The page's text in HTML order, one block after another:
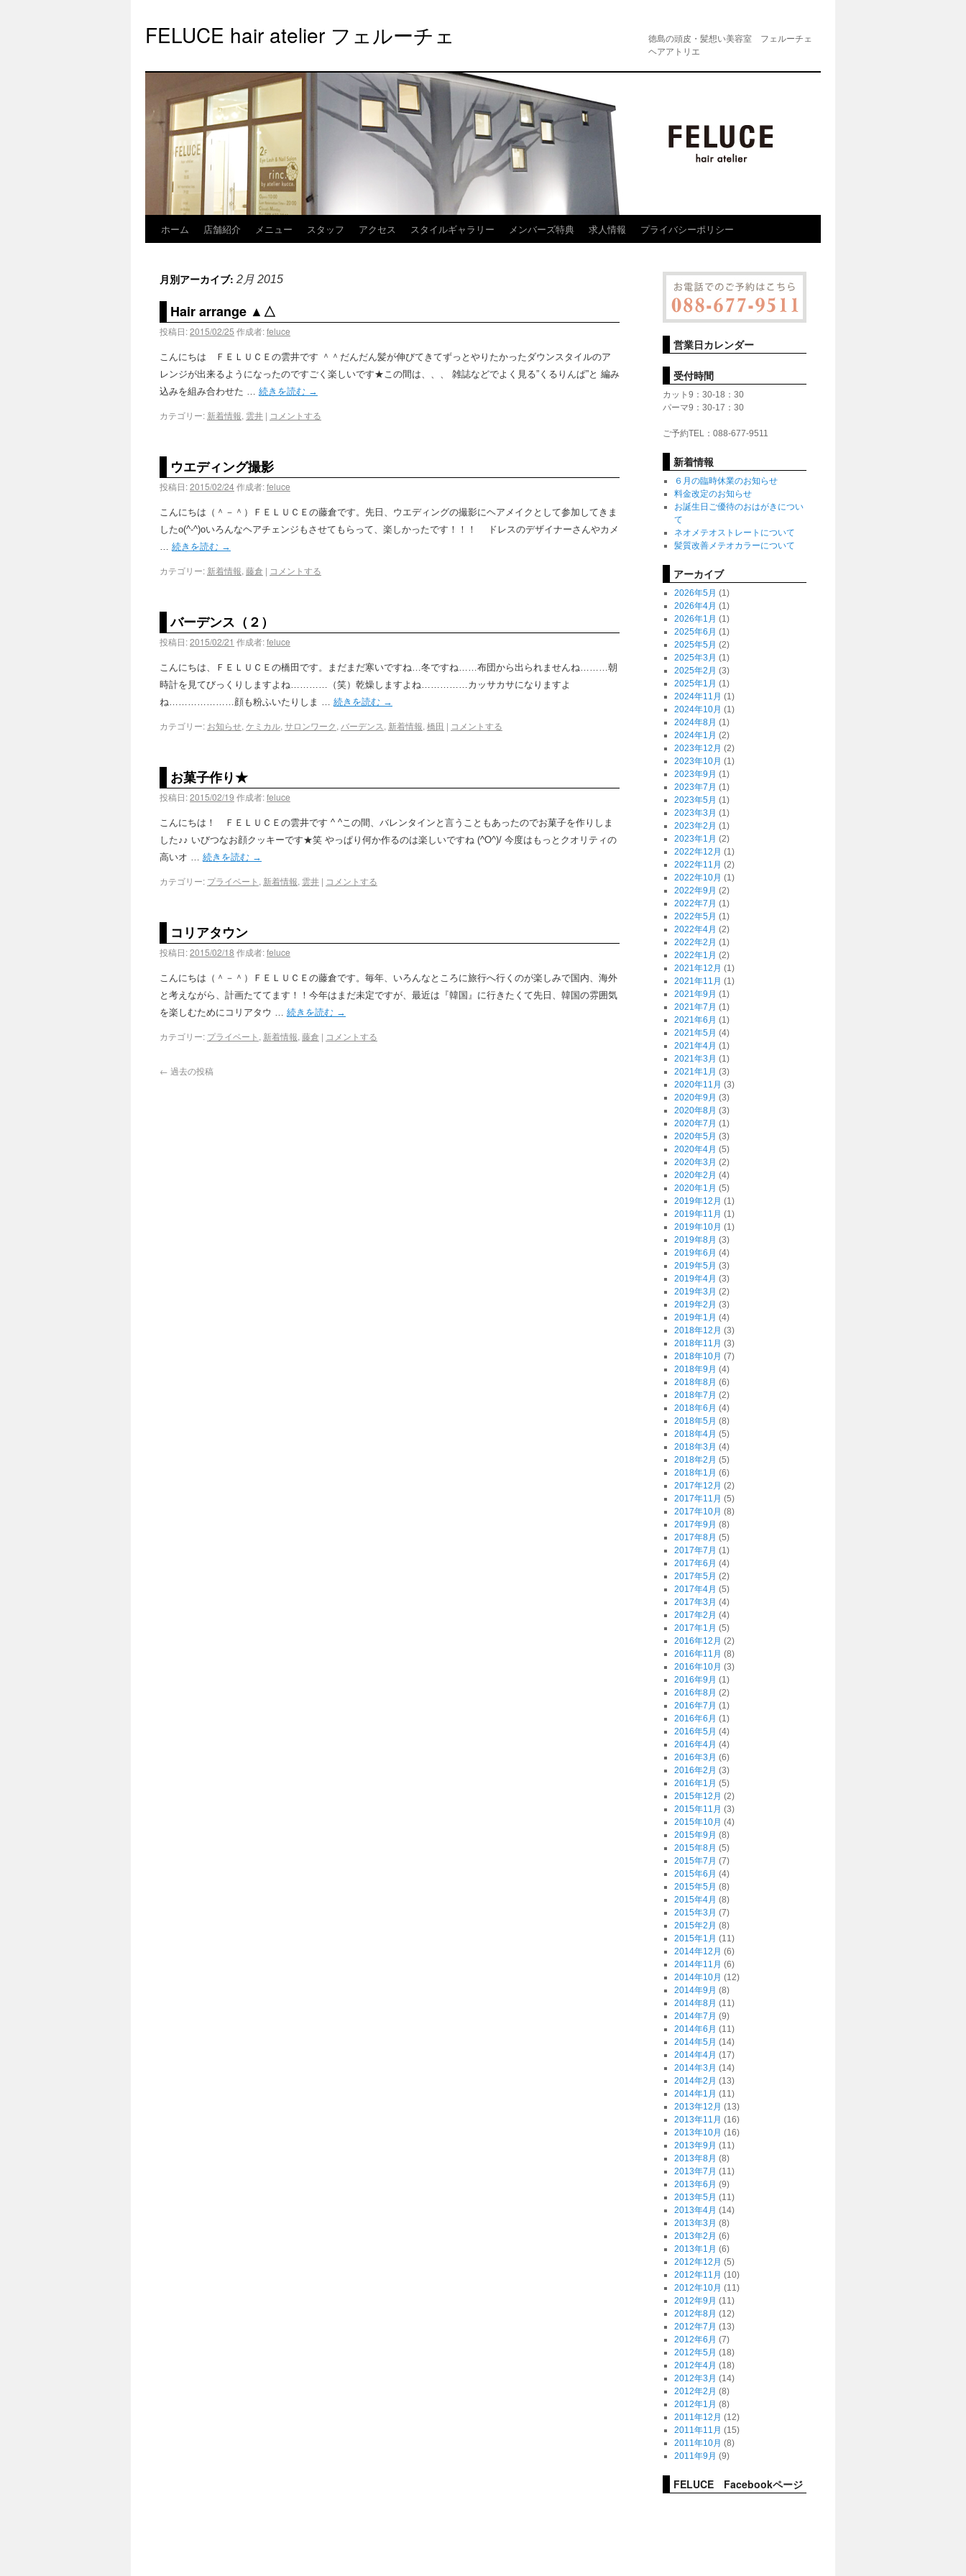
FELUCE hair atelier フェルーチェ
徳島の頭皮・髪想い美容室 フェルーチェ
ヘアアトリエ
ホーム 店舗紹介 メニュー スタッフ アクセス スタイルギャラリー メンバーズ特典 求人情報 プライバシーポリシー
月別アーカイブ: 2月 2015
Hair arrange ▲△
投稿日:2015/02/25 作成者:feluce
こんにちは ＦＥＬＵＣＥの雲井です ＾＾だんだん髪が伸びてきてずっとやりたかったダウンスタイルのア
レンジが出来るようになったのですごく楽しいです★この間は、、、 雑誌などでよく見る”くるりんぱ”と 編み
込みを組み合わせた … 続きを読む →
カテゴリー: 新着情報, 雲井 | コメントする
ウエディング撮影
投稿日:2015/02/24作成者:feluce
こんにちは（＾－＾）ＦＥＬＵＣＥの藤倉です。先日、ウエディングの撮影にヘアメイクとして参加してきま
したo(^-^)oいろんなヘアチェンジもさせてもらって、楽しかったです！！！ ドレスのデザイナーさんやカメ
… 続きを読む →
カテゴリー: 新着情報, 藤倉 | コメントする
バーデンス（２）
投稿日:2015/02/21 作成者:feluce
こんにちは、ＦＥＬＵＣＥの橋田です。まだまだ寒いですね…冬ですね……布団から出られませんね………朝
時計を見てびっくりしますよね…………（笑）乾燥しますよね……………カッサカサになりますよ
ね…………………顔も粉ふいたりしま … 続きを読む →
カテゴリー: お知らせ, ケミカル, サロンワーク, バーデンス, 新着情報, 橋田 | コメントする
お菓子作り★
投稿日:2015/02/19 作成者:feluce
こんにちは！ ＦＥＬＵＣＥの雲井です ^ ^この間、バレンタインと言うこともあったのでお菓子を作りしま
した♪♪ いびつなお顔クッキーです★笑 やっぱり何か作るのは楽しいですね (^O^)/ 今度はもっとクオリティの
高いオ … 続きを読む →
カテゴリー: プライベート , 新着情報, 雲井 | コメントする
コリアタウン
投稿日:2015/02/18 作成者:feluce
こんにちは（＾－＾）ＦＥＬＵＣＥの藤倉です。毎年、いろんなところに旅行へ行くのが楽しみで国内、海外
と考えながら、計画たててます！！今年はまだ未定ですが、最近は『韓国』に行きたくて先日、韓国の雰囲気
を楽しむためにコリアタウ … 続きを読む →
カテゴリー: プライベート , 新着情報, 藤倉 | コメントする
← 過去の投稿
営業日カレンダー
受付時間
カット9：30-18：30
パーマ9：30-17：30
ご予約TEL：088-677-9511
新着情報
６月の臨時休業のお知らせ
料金改定のお知らせ
お誕生日ご優待のおはがきについ
て
ネオメテオストレートについて
髪質改善メテオカラーについて
アーカイブ
2026年5月 (1)
2026年4月 (1)
2026年1月 (1)
2025年6月 (1)
2025年5月 (2)
2025年3月 (1)
2025年2月 (3)
2025年1月 (1)
2024年11月 (1)
2024年10月 (1)
2024年8月 (1)
2024年1月 (2)
2023年12月 (2)
2023年10月 (1)
2023年9月 (1)
2023年7月 (1)
2023年5月 (1)
2023年3月 (1)
2023年2月 (1)
2023年1月 (2)
2022年12月 (1)
2022年11月 (2)
2022年10月 (1)
2022年9月 (2)
2022年7月 (1)
2022年5月 (1)
2022年4月 (2)
2022年2月 (1)
2022年1月 (2)
2021年12月 (1)
2021年11月 (1)
2021年9月 (1)
2021年7月 (1)
2021年6月 (1)
2021年5月 (4)
2021年4月 (1)
2021年3月 (1)
2021年1月 (3)
2020年11月 (3)
2020年9月 (3)
2020年8月 (3)
2020年7月 (1)
2020年5月 (3)
2020年4月 (5)
2020年3月 (2)
2020年2月 (4)
2020年1月 (5)
2019年12月 (1)
2019年11月 (1)
2019年10月 (1)
2019年8月 (3)
2019年6月 (4)
2019年5月 (3)
2019年4月 (3)
2019年3月 (2)
2019年2月 (3)
2019年1月 (4)
2018年12月 (3)
2018年11月 (3)
2018年10月 (7)
2018年9月 (4)
2018年8月 (6)
2018年7月 (2)
2018年6月 (4)
2018年5月 (8)
2018年4月 (5)
2018年3月 (4)
2018年2月 (5)
2018年1月 (6)
2017年12月 (2)
2017年11月 (5)
2017年10月 (8)
2017年9月 (8)
2017年8月 (5)
2017年7月 (1)
2017年6月 (4)
2017年5月 (2)
2017年4月 (5)
2017年3月 (4)
2017年2月 (4)
2017年1月 (5)
2016年12月 (2)
2016年11月 (8)
2016年10月 (3)
2016年9月 (1)
2016年8月 (2)
2016年7月 (1)
2016年6月 (1)
2016年5月 (4)
2016年4月 (4)
2016年3月 (6)
2016年2月 (3)
2016年1月 (5)
2015年12月 (2)
2015年11月 (3)
2015年10月 (4)
2015年9月 (8)
2015年8月 (5)
2015年7月 (7)
2015年6月 (4)
2015年5月 (8)
2015年4月 (8)
2015年3月 (7)
2015年2月 (8)
2015年1月 (11)
2014年12月 (6)
2014年11月 (6)
2014年10月 (12)
2014年9月 (8)
2014年8月 (11)
2014年7月 (9)
2014年6月 (11)
2014年5月 (14)
2014年4月 (17)
2014年3月 (14)
2014年2月 (13)
2014年1月 (11)
2013年12月 (13)
2013年11月 (16)
2013年10月 (16)
2013年9月 (11)
2013年8月 (8)
2013年7月 (11)
2013年6月 (9)
2013年5月 (11)
2013年4月 (14)
2013年3月 (8)
2013年2月 (6)
2013年1月 (6)
2012年12月 (5)
2012年11月 (10)
2012年10月 (11)
2012年9月 (11)
2012年8月 (12)
2012年7月 (13)
2012年6月 (7)
2012年5月 (18)
2012年4月 (18)
2012年3月 (14)
2012年2月 (8)
2012年1月 (8)
2011年12月 (12)
2011年11月 (15)
2011年10月 (8)
2011年9月 (9)
FELUCE Facebookページ